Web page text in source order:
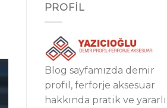
PROFİL
Blog sayfamızda demir
profil, ferforje aksesuar
hakkında pratik ve yararlı